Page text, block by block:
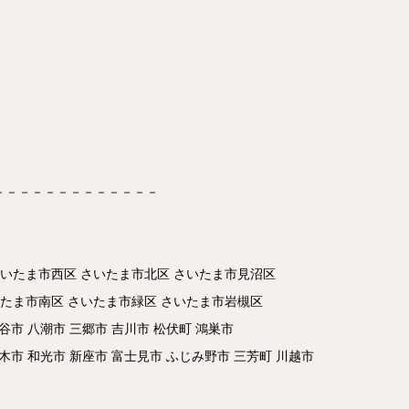
－－－－－－－－－－－
たま市西区 さいたま市北区 さいたま市見沼区
ま市南区 さいたま市緑区 さいたま市岩槻区
市 八潮市 三郷市 吉川市 松伏町 鴻巣市
市 和光市 新座市 富士見市 ふじみ野市 三芳町 川越市